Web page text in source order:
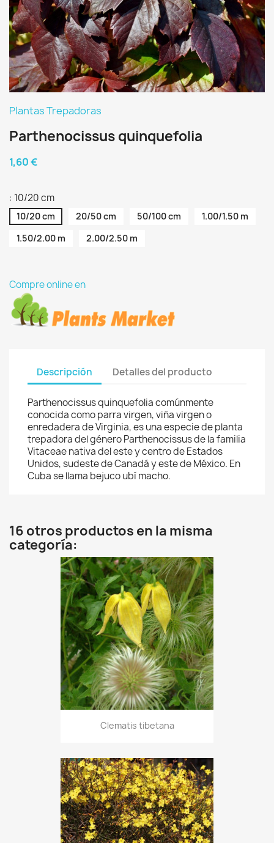
Plantas Trepadoras
Parthenocissus quinquefolia
1,60 €
: 10/20 cm
10/20 cm 20/50 cm 50/100 cm
1.00/1.50 m
1.50/2.00 m
2.00/2.50 m
Compre online en
Descripción Detalles del producto
Parthenocissus quinquefolia comúnmente
conocida como parra virgen, viña virgen o
enredadera de Virginia, es una especie de planta
trepadora del género Parthenocissus de la familia
Vitaceae nativa del este y centro de Estados
Unidos, sudeste de Canadá y este de México. En
Cuba se llama bejuco ubí macho.
16 otros productos en la misma
categoría:
Clematis tibetana